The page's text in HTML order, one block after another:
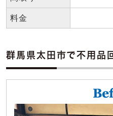
料金
群馬県太田市で不用品